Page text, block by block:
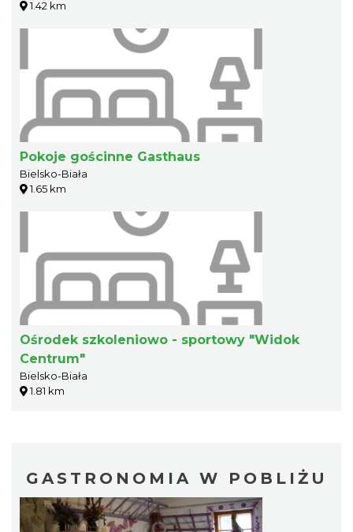
1.42 km
Pokoje gościnne Gasthaus
Bielsko-Biała
1.65 km
Ośrodek szkoleniowo - sportowy "Widok
Centrum"
Bielsko-Biała
1.81 km
GASTRONOMIA W POBLIŻU